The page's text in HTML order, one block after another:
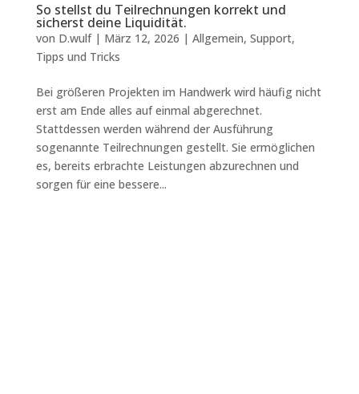
So stellst du Teilrechnungen korrekt und
sicherst deine Liquidität.
von D.wulf| März 12, 2026 | Allgemein, Support,
Tipps und Tricks
Bei größeren Projekten im Handwerk wird häufig nicht
erst am Ende alles auf einmal abgerechnet.
Stattdessen werden während der Ausführung
sogenannte Teilrechnungen gestellt. Sie ermöglichen
es, bereits erbrachte Leistungen abzurechnen und
sorgen für eine bessere...